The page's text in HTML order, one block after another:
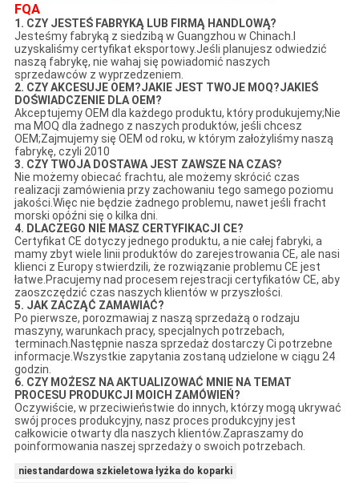
FQA
1. CZY JESTEŚ FABRYKĄ LUB FIRMĄ HANDLOWĄ?
Jesteśmy fabryką z siedzibą w Guangzhou w Chinach.I
uzyskaliśmy certyfikat eksportowy.Jeśli planujesz odwiedzić
naszą fabrykę, nie wahaj się powiadomić naszych
sprzedawców z wyprzedzeniem.
2. CZY AKCESUJE OEM?JAKIE JEST TWOJE MOQ?JAKIEŚ
DOŚWIADCZENIE DLA OEM?
Akceptujemy OEM dla każdego produktu, który produkujemy;Nie
ma MOQ dla żadnego z naszych produktów, jeśli chcesz
OEM;Zajmujemy się OEM od roku, w którym założyliśmy naszą
fabrykę, czyli 2010
3. CZY TWOJA DOSTAWA JEST ZAWSZE NA CZAS?
Nie możemy obiecać frachtu, ale możemy skrócić czas
realizacji zamówienia przy zachowaniu tego samego poziomu
jakości.Więc nie będzie żadnego problemu, nawet jeśli fracht
morski opóźni się o kilka dni.
4. DLACZEGO NIE MASZ CERTYFIKACJI CE?
Certyfikat CE dotyczy jednego produktu, a nie całej fabryki, a
mamy zbyt wiele linii produktów do zarejestrowania CE, ale nasi
klienci z Europy stwierdzili, że rozwiązanie problemu CE jest
łatwe.Pracujemy nad procesem rejestracji certyfikatów CE, aby
zaoszczędzić czas naszych klientów w przyszłości.
5. JAK ZACZĄĆ ZAMAWIAĆ?
Po pierwsze, porozmawiaj z naszą sprzedażą o rodzaju
maszyny, warunkach pracy, specjalnych potrzebach,
terminach.Następnie nasza sprzedaż dostarczy Ci potrzebne
informacje.Wszystkie zapytania zostaną udzielone w ciągu 24
godzin.
6. CZY MOŻESZ NA AKTUALIZOWAĆ MNIE NA TEMAT
PROCESU PRODUKCJI MOICH ZAMÓWIEŃ?
Oczywiście, w przeciwieństwie do innych, którzy mogą ukrywać
swój proces produkcyjny, nasz proces produkcyjny jest
całkowicie otwarty dla naszych klientów.Zapraszamy do
poinformowania naszej sprzedaży o swoich potrzebach.
niestandardowa szkieletowa łyżka do koparki